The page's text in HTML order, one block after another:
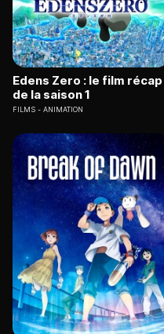
Edens Zero : le film récap
de la saison 1
FILMS ANIMATION